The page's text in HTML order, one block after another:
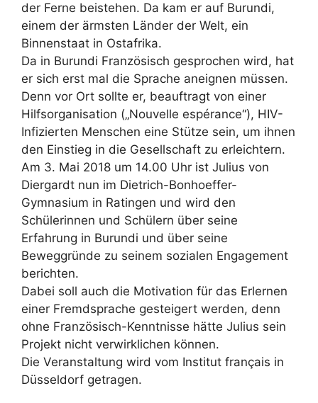
der Ferne beistehen. Da kam er auf Burundi,
einem der ärmsten Länder der Welt, ein
Binnenstaat in Ostafrika.
Da in Burundi Französisch gesprochen wird, hat
er sich erst mal die Sprache aneignen müssen.
Denn vor Ort sollte er, beauftragt von einer
Hilfsorganisation („Nouvelle espérance“), HIV-
Infizierten Menschen eine Stütze sein, um ihnen
den Einstieg in die Gesellschaft zu erleichtern.
Am 3. Mai 2018 um 14.00 Uhr ist Julius von
Diergardt nun im Dietrich-Bonhoeffer-
Gymnasium in Ratingen und wird den
Schülerinnen und Schülern über seine
Erfahrung in Burundi und über seine
Beweggründe zu seinem sozialen Engagement
berichten.
Dabei soll auch die Motivation für das Erlernen
einer Fremdsprache gesteigert werden, denn
ohne Französisch-Kenntnisse hätte Julius sein
Projekt nicht verwirklichen können.
Die Veranstaltung wird vom Institut français in
Düsseldorf getragen.